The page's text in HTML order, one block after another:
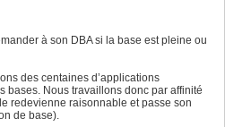
à son DBA si la base est pleine ou
des centaines d’applications
bases. Nous travaillons donc par affinité
redevienne raisonnable et passe son
de base).